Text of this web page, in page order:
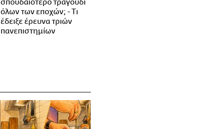
σπουδαιότερο τραγούδι
όλων των εποχών; - Τι
έδειξε έρευνα τριών
πανεπιστημίων